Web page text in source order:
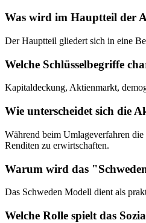
Was wird im Hauptteil der
Der Hauptteil gliedert sich in eine
Welche Schlüsselbegriffe
Kapitaldeckung, Aktienmarkt,
Wie unterscheidet sich die
Während beim Umlageverfahren
Renditen zu erwirtschaften.
Warum wird das
Das Schweden Modell dient als
Welche Rolle spielt das